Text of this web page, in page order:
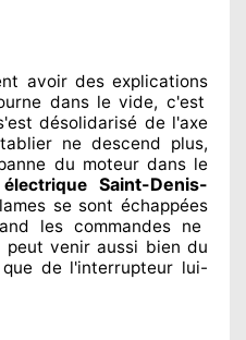
avoir des explications
dans le vide, c'est
désolidarisé de l'axe
ne descend plus,
du moteur dans le
électriqueSaint-Denis-
se sont échappées
les commandes ne
peut venir aussi bien du
de l'interrupteur lui-